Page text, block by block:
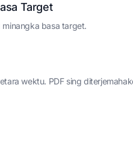
Target
minangka basa target.
wektu. PDF sing